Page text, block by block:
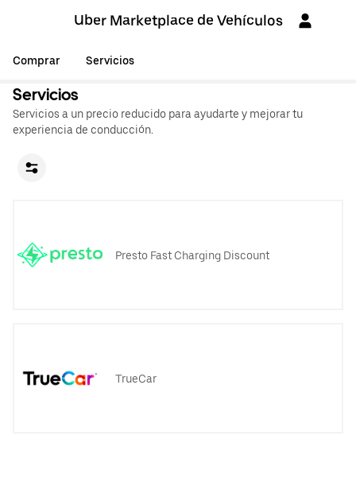
Uber Marketplace de Vehículos
Comprar Servicios
Servicios
Servicios a un precio reducido para ayudarte y mejorar tu
experiencia de conducción.
Presto Fast Charging Discount
TrueCar